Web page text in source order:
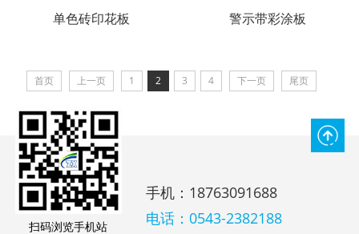
单色砖印花板 警示带彩涂板
首页 上一页 1 2 3 4 下一页 尾页
扫码浏览手机站
手机：18763091688
电话：0543-2382188